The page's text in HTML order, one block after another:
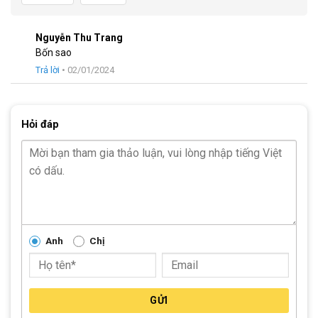
Líp sau
Vành xe Nhôm hai lớp 2cm
Khối lượng thùng 18,8kg (135×22×75)
Trọng lượng xe 15,4kg
Thương Hiệu Xe Đạp Giant
Giantlà thương hiệu chuyên về các dòng xe đạp bắt nguồn từ
Nguyễn Thu Trang
Bốn sao
Trả lời • 02/01/2024
Hỏi đáp
Anh Chị
GỬI